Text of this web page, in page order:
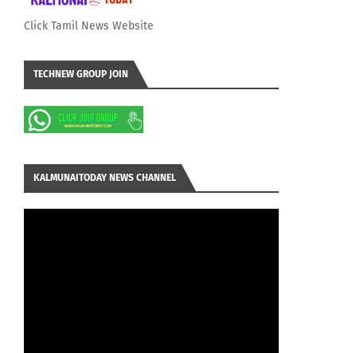
Click Tamil News Website
TECHNEW GROUP JOIN
KALMUNAITODAY NEWS CHANNEL